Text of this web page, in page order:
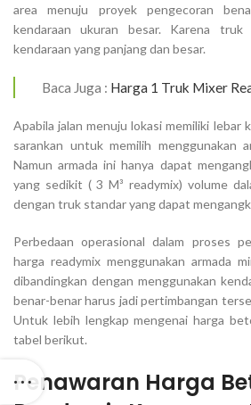
area menuju proyek pengecoran
kendaraan ukuran besar. Karena truk
kendaraan yang panjang dan besar.
Baca Juga : Harga 1 Truk Mixer
Apabila jalan menuju lokasi memiliki lebar
sarankan untuk memilih menggunakan
Namun armada ini hanya dapat
yang sedikit ( 3 M³ readymix) volume
dengan truk standar yang dapat
Perbedaan operasional dalam proses
harga readymix menggunakan armada
dibandingkan dengan menggunakan
benar-benar harus jadi pertimbangan
Untuk lebih lengkap mengenai harga
tabel berikut.
Penawaran Harga